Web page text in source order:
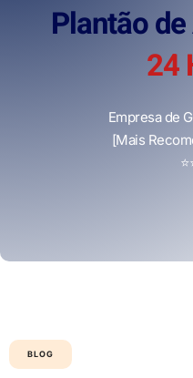
Plantão
24
Empresa de
[Mais
⭐
BLOG